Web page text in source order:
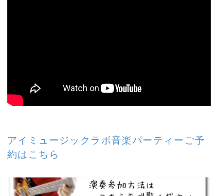
アイミュージックラボ音楽パーティーご予
約はこちら